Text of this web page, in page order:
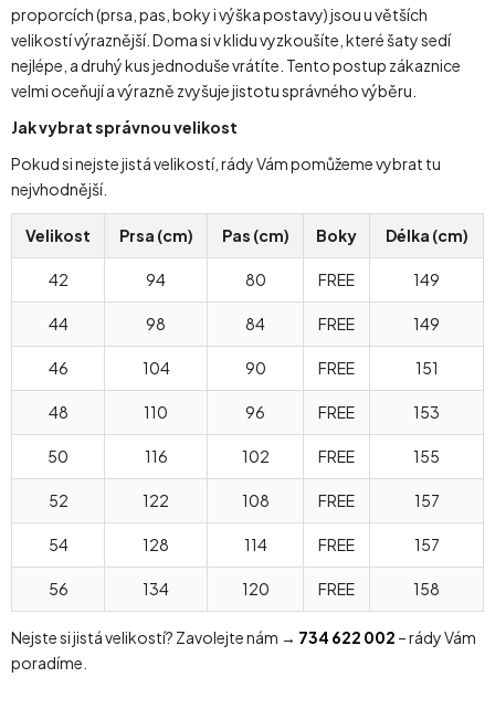
proporcích (prsa, pas, boky i výška postavy) jsou u větších
velikostí výraznější. Doma si v klidu vyzkoušíte, které šaty sedí
nejlépe, a druhý kus jednoduše vrátíte. Tento postup zákaznice
velmi oceňují a výrazně zvyšuje jistotu správného výběru.
Jak vybrat správnou velikost
Pokud si nejste jistá velikostí, rády Vám pomůžeme vybrat tu
nejvhodnější.
Velikost Prsa (cm) Pas (cm) Boky Délka (cm)
42 94 80 FREE 149
44 98 84 FREE 149
46 104 90 FREE 151
48 110 96 FREE 153
50 116 102 FREE 155
52 122 108 FREE 157
54 128 114 FREE 157
56 134 120 FREE 158
Nejste si jistá velikostí? Zavolejte nám → 734 622 002 – rády Vám
poradíme.